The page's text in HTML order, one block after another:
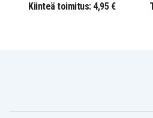
Kiinteä toimitus: 4,95 €